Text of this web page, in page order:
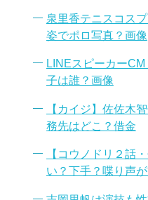
泉里香テニスコス
姿でポロ写真？画像
LINEスピーカー
子は誰？画像
【カイジ】佐佐木
務先はどこ？借金
【コウノドリ２話
い？下手？喋り声